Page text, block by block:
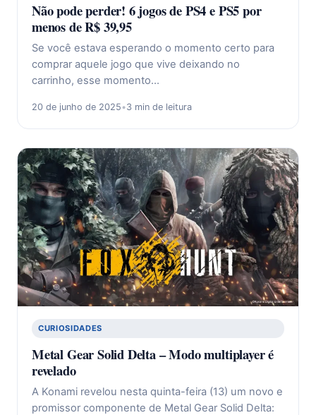
Não pode perder! 6 jogos de PS4 e PS5 por
menos de R$ 39,95
Se você estava esperando o momento certo para
comprar aquele jogo que vive deixando no
carrinho, esse momento…
20 de junho de 2025•3 min de leitura
CURIOSIDADES
Metal Gear Solid Delta – Modo multiplayer é
revelado
A Konami revelou nesta quinta-feira (13) um novo e
promissor componente de Metal Gear Solid Delta: